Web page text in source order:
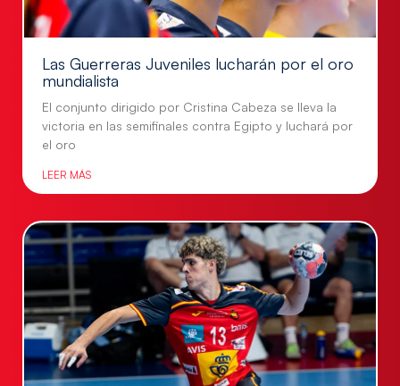
Las Guerreras Juveniles lucharán por el oro
mundialista
El conjunto dirigido por Cristina Cabeza se lleva la
victoria en las semifinales contra Egipto y luchará por
el oro
LEER MÁS